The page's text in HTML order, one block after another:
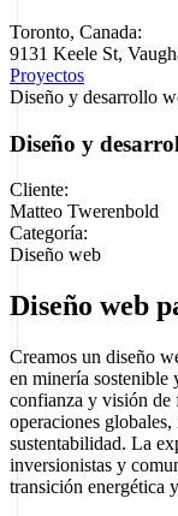
Toronto, Canada:
9131 Keele St,
Proyectos
Diseño y desarrollo
Diseño y
Cliente:
Matteo Twerenbold
Categoría:
Diseño web
Diseño web
Creamos un diseño
en minería sostenible
confianza y visión de
operaciones
sustentabilidad. La
inversionistas y
transición energética